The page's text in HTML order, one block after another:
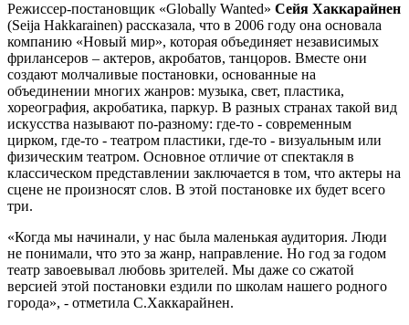
Режиссер-постановщик «Globally Wanted» Сейя Хаккарайнен
(Seija Hakkarainen) рассказала, что в 2006 году она основала
компанию «Новый мир», которая объединяет независимых
фрилансеров – актеров, акробатов, танцоров. Вместе они
создают молчаливые постановки, основанные на
объединении многих жанров: музыка, свет, пластика,
хореография, акробатика, паркур. В разных странах такой вид
искусства называют по-разному: где-то - современным
цирком, где-то - театром пластики, где-то - визуальным или
физическим театром. Основное отличие от спектакля в
классическом представлении заключается в том, что актеры на
сцене не произносят слов. В этой постановке их будет всего
три.
«Когда мы начинали, у нас была маленькая аудитория. Люди
не понимали, что это за жанр, направление. Но год за годом
театр завоевывал любовь зрителей. Мы даже со сжатой
версией этой постановки ездили по школам нашего родного
города», - отметила С.Хаккарайнен.